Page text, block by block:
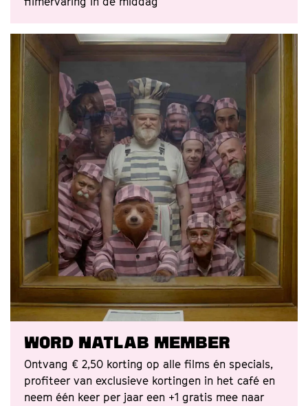
Word Natlab Member
Ontvang € 2,50 korting op alle films én specials,
profiteer van exclusieve kortingen in het café en
neem één keer per jaar een +1 gratis mee naar